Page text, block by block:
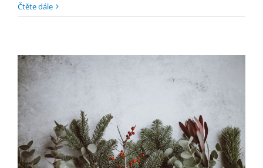
textu
s
vánočního
stromu
Čtěte dále